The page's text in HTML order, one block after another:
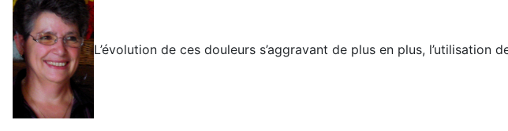
L’évolution de ces douleurs s’aggravant de plus en plus,